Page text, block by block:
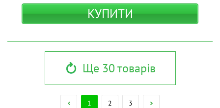
КУПИТИ
Ще 30 товарів
1 2 3